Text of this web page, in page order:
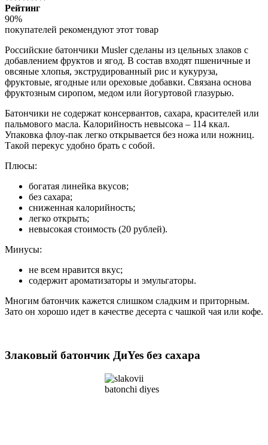
Рейтинг
90%
покупателей рекомендуют этот товар
Российские батончики Musler сделаны из цельных злаков с
добавлением фруктов и ягод. В состав входят пшеничные и
овсяные хлопья, экструдированный рис и кукуруза,
фруктовые, ягодные или ореховые добавки. Связана основа
фруктозным сиропом, медом или йогуртовой глазурью.
Батончики не содержат консервантов, сахара, красителей или
пальмового масла. Калорийность невысока – 114 ккал.
Упаковка флоу-пак легко открывается без ножа или ножниц.
Такой перекус удобно брать с собой.
Плюсы:
богатая линейка вкусов;
без сахара;
сниженная калорийность;
легко открыть;
невысокая стоимость (20 рублей).
Минусы:
не всем нравится вкус;
содержит ароматизаторы и эмульгаторы.
Многим батончик кажется слишком сладким и приторным.
Зато он хорошо идет в качестве десерта с чашкой чая или кофе.
Злаковый батончик ДиYes без сахара